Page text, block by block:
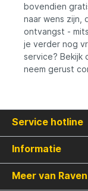
bovendien
naar wens zijn,
ontvangst -
je verder nog
service? Bekijk
neem gerust
Service hotline
Informatie
Meer van Raven